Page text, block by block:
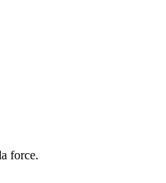
force.